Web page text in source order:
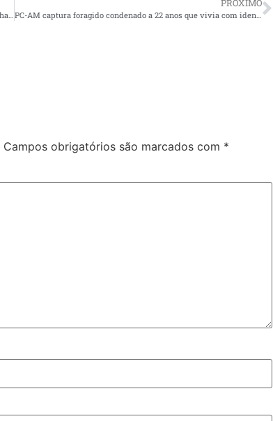
Base Arpão 2: Cão policial localiza mais de 13 quilos de maconha escondidos em mala durante abordagem
PRÓXIMO
PC-AM captura foragido condenado a 22 anos que vivia com identidade falsa em Eirunepé
Campos obrigatórios são marcados com *